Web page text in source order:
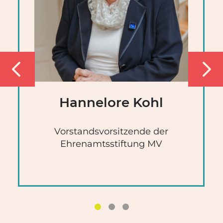
Hannelore Kohl
Vorstandsvorsitzende der
Ehrenamtsstiftung MV
‹ ›
1 2 3